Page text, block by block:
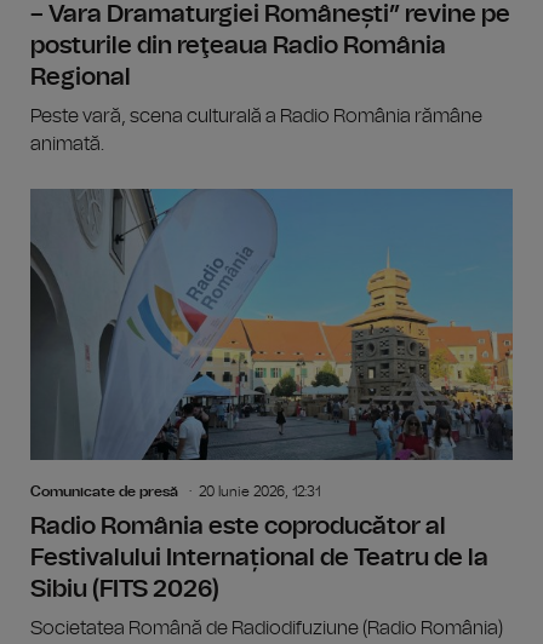
– Vara Dramaturgiei Românești” revine pe
posturile din reţeaua Radio România
Regional
Peste vară, scena culturală a Radio România rămâne
animată.
Comunicate de presă 20 Iunie 2026, 12:31
Radio România este coproducător al
Festivalului Internațional de Teatru de la
Sibiu (FITS 2026)
Societatea Română de Radiodifuziune (Radio România)